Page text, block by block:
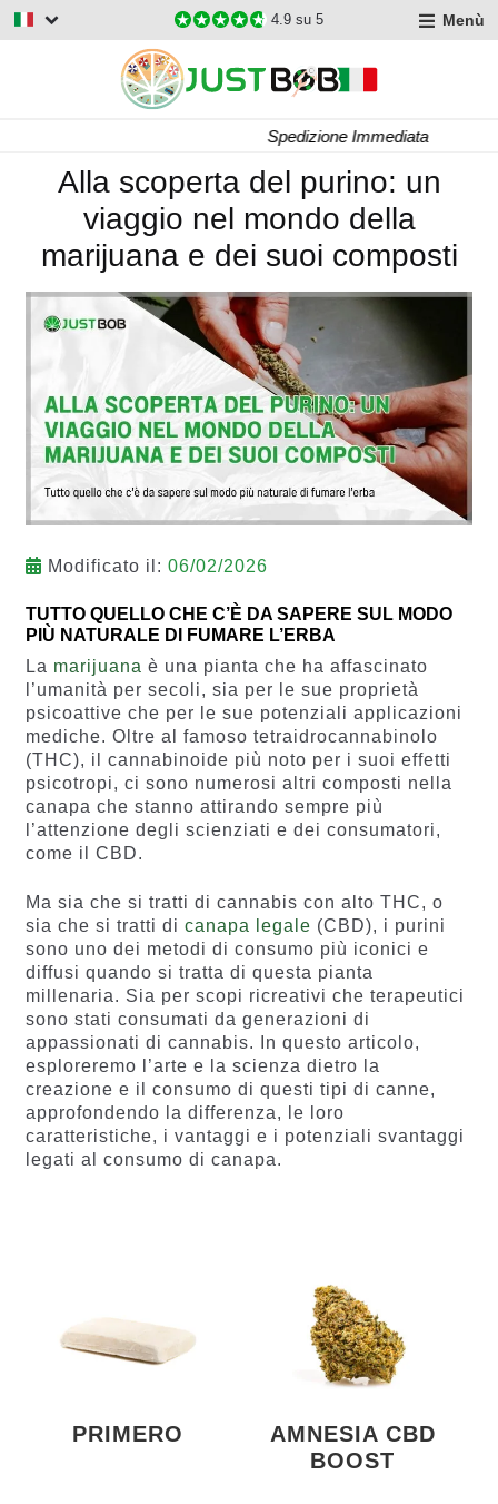
4.9 su 5 Menù
Spedizione Immediata
Alla scoperta del purino: un
viaggio nel mondo della
marijuana e dei suoi composti
Modificato il: 06/02/2026
TUTTO QUELLO CHE C’È DA SAPERE SUL MODO
PIÙ NATURALE DI FUMARE L’ERBA
La marijuana è una pianta che ha affascinato
l’umanità per secoli, sia per le sue proprietà
psicoattive che per le sue potenziali applicazioni
mediche. Oltre al famoso tetraidrocannabinolo
(THC), il cannabinoide più noto per i suoi effetti
psicotropi, ci sono numerosi altri composti nella
canapa che stanno attirando sempre più
l’attenzione degli scienziati e dei consumatori,
come il CBD.
Ma sia che si tratti di cannabis con alto THC, o
sia che si tratti di canapa legale (CBD), i purini
sono uno dei metodi di consumo più iconici e
diffusi quando si tratta di questa pianta
millenaria. Sia per scopi ricreativi che terapeutici
sono stati consumati da generazioni di
appassionati di cannabis. In questo articolo,
esploreremo l’arte e la scienza dietro la
creazione e il consumo di questi tipi di canne,
approfondendo la differenza, le loro
caratteristiche, i vantaggi e i potenziali svantaggi
legati al consumo di canapa.
PRIMERO
AMNESIA CBD
BOOST